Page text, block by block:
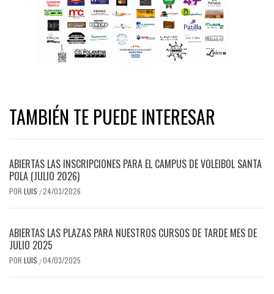
TAMBIÉN TE PUEDE INTERESAR
ABIERTAS LAS INSCRIPCIONES PARA EL CAMPUS DE VOLEIBOL SANTA
POLA (JULIO 2026)
POR LUIS /24/03/2026
ABIERTAS LAS PLAZAS PARA NUESTROS CURSOS DE TARDE MES DE
JULIO 2025
POR LUIS /04/03/2025